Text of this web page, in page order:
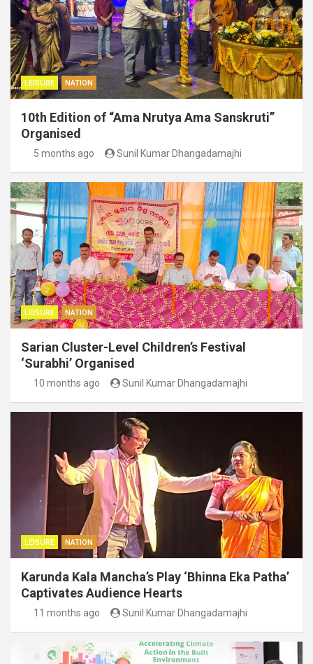
LEISURE NATION
10th Edition of “Ama Nrutya Ama Sanskruti”
Organised
5 months ago Sunil Kumar Dhangadamajhi
LEISURE NATION
Sarian Cluster-Level Children’s Festival
‘Surabhi’ Organised
10 months ago Sunil Kumar Dhangadamajhi
LEISURE NATION
Karunda Kala Mancha’s Play ‘Bhinna Eka Patha’
Captivates Audience Hearts
11 months ago Sunil Kumar Dhangadamajhi